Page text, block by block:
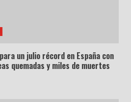
un julio récord en España con
quemadas y miles de muertes